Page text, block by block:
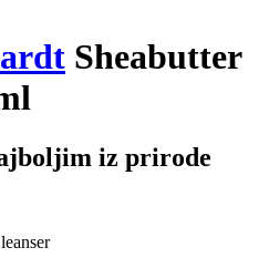
Sheabutter
iz prirode